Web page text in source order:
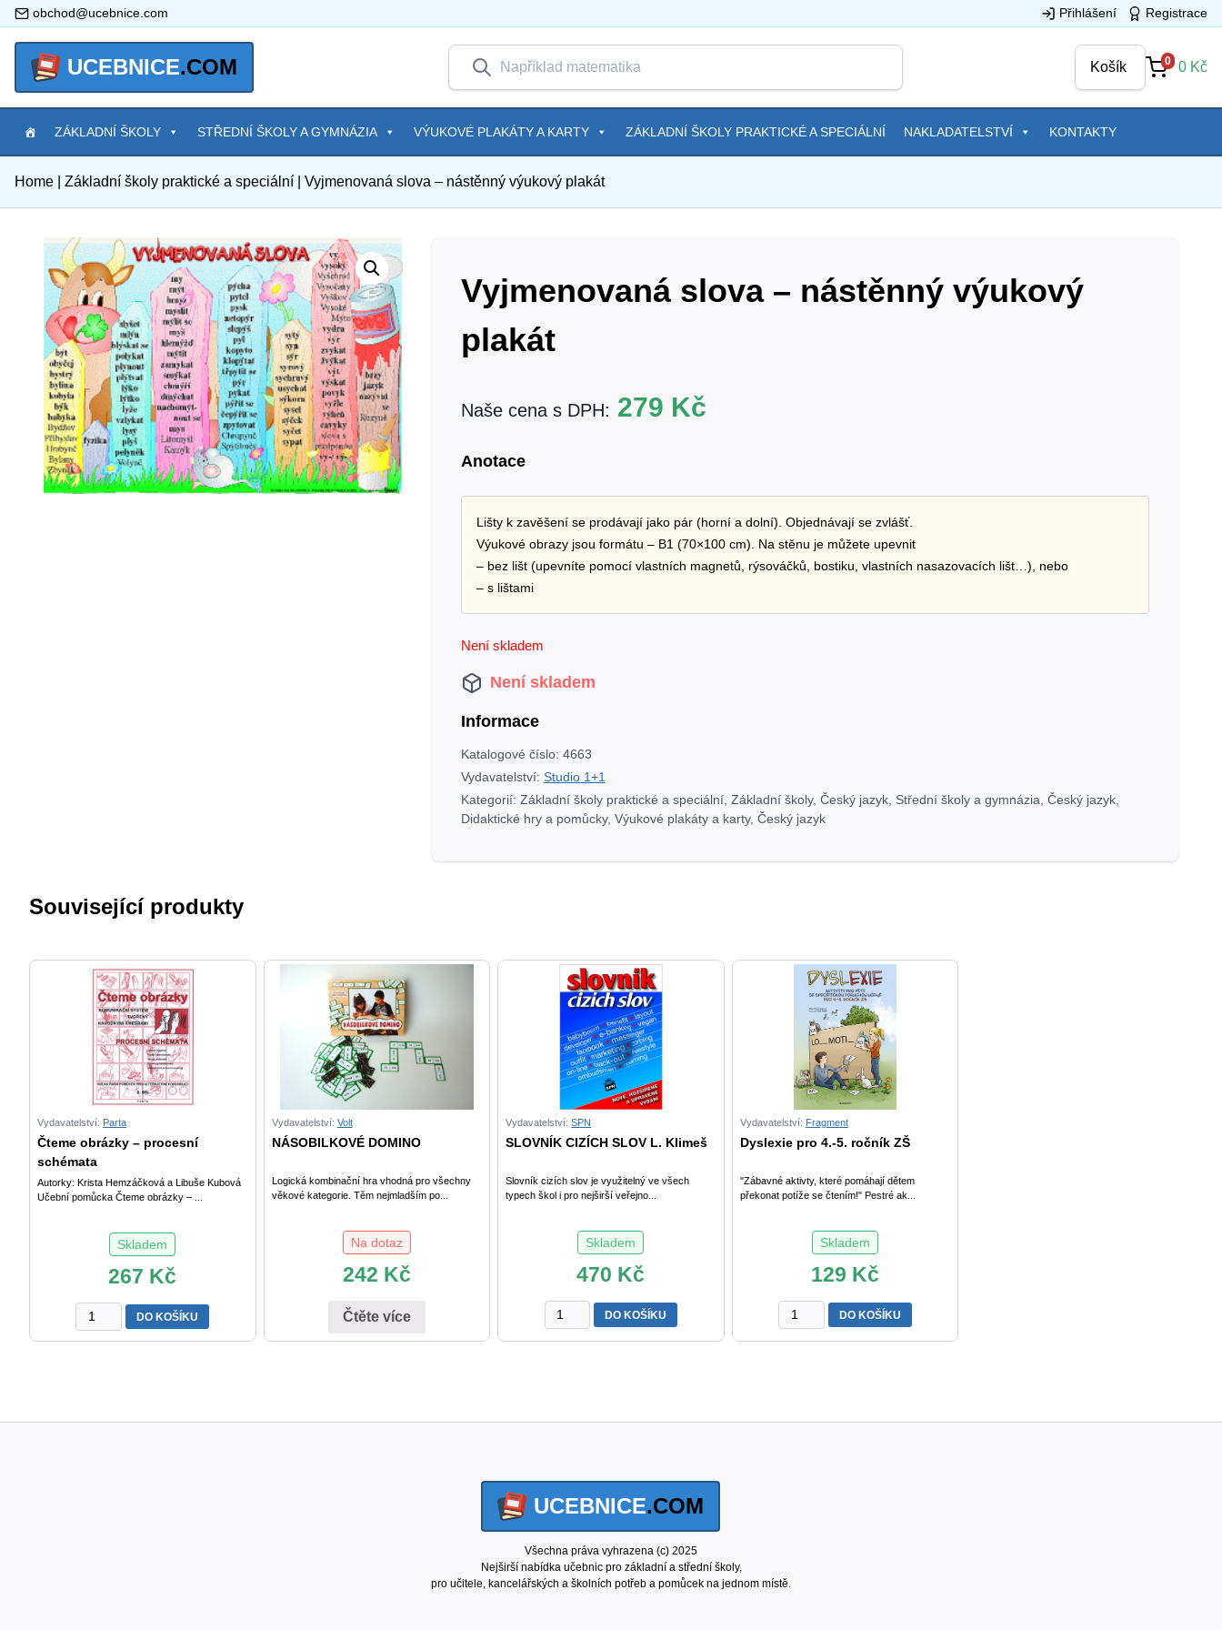
obchod@ucebnice.com Přihlášení Registrace
UCEBNICE.COM Košík 0 0 Kč
ZÁKLADNÍ ŠKOLY STŘEDNÍ ŠKOLY A GYMNÁZIA VÝUKOVÉ PLAKÁTY A KARTY ZÁKLADNÍ ŠKOLY PRAKTICKÉ A SPECIÁLNÍ NAKLADATELSTVÍ KONTAKTY
Home Základní školy praktické a speciální Vyjmenovaná slova – nástěnný výukový plakát
Vyjmenovaná slova – nástěnný výukový
plakát
Naše cena s DPH: 279 Kč
Anotace
Lišty k zavěšení se prodávají jako pár (horní a dolní). Objednávají se zvlášť.
Výukové obrazy jsou formátu – B1 (70×100 cm). Na stěnu je můžete upevnit
– bez lišt (upevníte pomocí vlastních magnetů, rýsováčků, bostiku, vlastních nasazovacích lišt…), nebo
– s lištami
Není skladem
Není skladem
Informace
Katalogové číslo: 4663
Vydavatelství: Studio 1+1
Kategorií: Základní školy praktické a speciální, Základní školy, Český jazyk, Střední školy a gymnázia Český jazyk,
Didaktické hry a pomůcky, Výukové plakáty a karty, Český jazyk
Související produkty
Vydavatelství: Parta
Čteme obrázky – procesní
schémata
Autorky: Krista Hemzáčková a Libuše Kubová
Učební pomůcka Čteme obrázky – ...
Skladem
267 Kč
Čteme
obrázky
DO KOŠÍKU
Vydavatelství: Volt
NÁSOBILKOVÉ DOMINO
Logická kombinační hra vhodná pro všechny
věkové kategorie. Těm nejmladším po...
Na dotaz
242 Kč
Čtěte více
Vydavatelství:SPN
SLOVNÍK CIZÍCH SLOV L. Klimeš
Slovník cizích slov je využitelný ve všech
typech škol i pro nejširší veřejno...
Skladem
470 Kč
SLOVNÍK
CIZÍCH
DO KOŠÍKU
Vydavatelství: Fragment
Dyslexie pro 4.-5. ročník ZŠ
"Zábavné aktivty, které pomáhají dětem
překonat potíže se čtením!" Pestré ak...
Skladem
129 Kč
Dyslexie
pro
DO KOŠÍKU
UCEBNICE.COM
Všechna práva vyhrazena (c) 2025
Nejširší nabídka učebnic pro základní a střední školy,
pro učitele, kancelářských a školních potřeb a pomůcek na jednom místě.